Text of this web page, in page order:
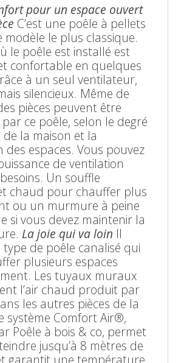
pour un espace ouvert
C’est une poêle à pellets
modèle le plus classique.
le poêle est installé est
confortable en quelques
à un seul ventilateur,
silencieux. Même de
pièces peuvent être
ce poêle, selon le degré
de la maison et la
des espaces. Vous pouvez
de ventilation
Un souffle
chaud pour chauffer plus
ou un murmure à peine
si vous devez maintenir la
La joie qui va loin Il
type de poêle canalisé qui
plusieurs espaces
Les tuyaux muraux
l’air chaud produit par
les autres pièces de la
système Comfort Air®,
Poêle à bois & co, permet
jusqu’à 8 mètres de
garantit une température